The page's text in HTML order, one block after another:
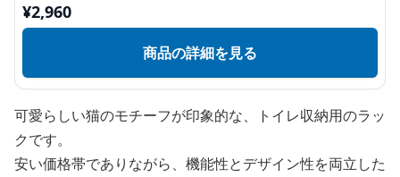
¥2,960
商品の詳細を見る
可愛らしい猫のモチーフが印象的な、トイレ収納用のラッ
クです。
安い価格帯でありながら、機能性とデザイン性を両立した